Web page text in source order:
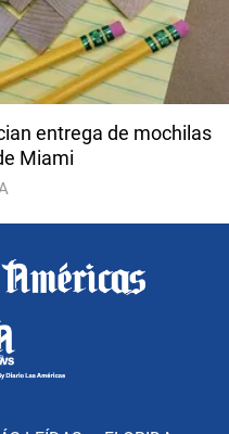
entrega de mochilas
Miami